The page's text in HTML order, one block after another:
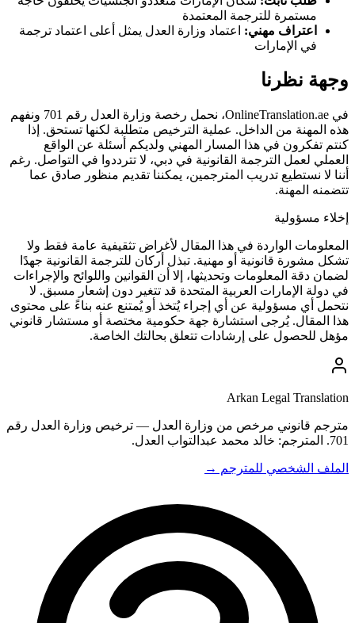
مستمرة للترجمة المعتمدة
اعتراف مهني: اعتماد وزارة العدل يمثل أعلى اعتماد ترجمة
في الإمارات
وجهة نظرنا
في OnlineTranslation.ae، نحمل رخصة وزارة العدل رقم 701 ونفهم
هذه المهنة من الداخل. عملية الترخيص متطلبة لكنها تستحق. إذا
كنتم تفكرون في هذا المسار المهني ولديكم أسئلة عن الواقع
العملي لعمل الترجمة القانونية في دبي، لا تترددوا في التواصل. رغم
أننا لا نستطيع تدريب المترجمين، يمكننا تقديم منظور صادق عما
تتضمنه المهنة.
إخلاء مسؤولية
المعلومات الواردة في هذا المقال لأغراض تثقيفية عامة فقط ولا
تشكل مشورة قانونية أو مهنية. تبذل أركان للترجمة القانونية جهدًا
لضمان دقة المعلومات وتحديثها، إلا أن القوانين واللوائح والإجراءات
في دولة الإمارات العربية المتحدة قد تتغير دون إشعار مسبق. لا
نتحمل أي مسؤولية عن أي إجراء يُتخذ أو يُمتنع عنه بناءً على محتوى
هذا المقال. يُرجى استشارة جهة حكومية مختصة أو مستشار قانوني
مؤهل للحصول على إرشادات تتعلق بحالتك الخاصة.
Arkan Legal Translation
مترجم قانوني مرخص من وزارة العدل — ترخيص وزارة العدل رقم
701. المترجم: خالد محمد عبدالتواب العدل.
الملف الشخصي للمترجم →